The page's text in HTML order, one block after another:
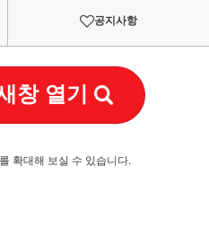
공지사항
창 열기
확대해 보실 수 있습니다.